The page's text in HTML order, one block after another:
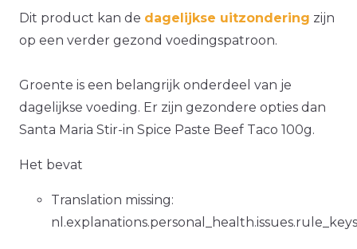
Dit product kan de dagelijkse uitzondering zijn
op een verder gezond voedingspatroon.
Groente is een belangrijk onderdeel van je
dagelijkse voeding. Er zijn gezondere opties dan
Santa Maria Stir-in Spice Paste Beef Taco 100g.
Het bevat
Translation missing: